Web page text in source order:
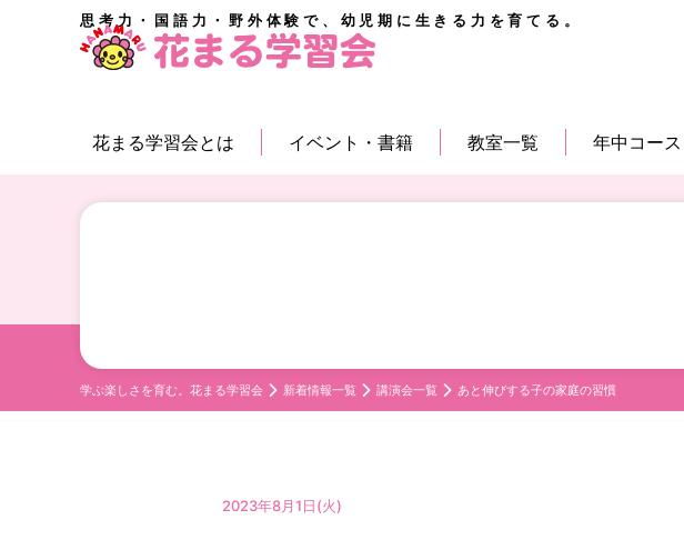
思考力・国語力・野外体験で、幼児期に生きる力を育てる。
花まる学習会とは イベント・書籍 教室一覧 年中コース
学ぶ楽しさを育む。花まる学習会 新着情報一覧 講演会一覧 あと伸びする子の家庭の習慣
2023年8月1日(火)